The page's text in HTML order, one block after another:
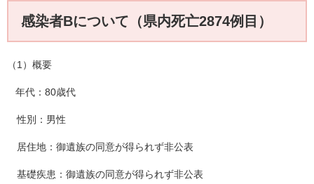
感染者Bについて（県内死亡2874例目）
（1）概要
年代：80歳代
性別：男性
居住地：御遺族の同意が得られず非公表
基礎疾患：御遺族の同意が得られず非公表